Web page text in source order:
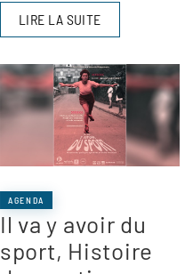
LIRE LA SUITE
AGENDA
Il va y avoir du
sport, Histoire